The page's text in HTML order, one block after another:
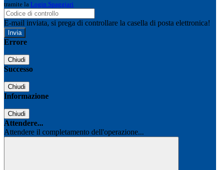
tramite la Login Spaggiari
E-mail inviata, si prega di controllare la casella di posta elettronica!
Errore
Chiudi
Successo
Chiudi
Informazione
Chiudi
Attendere...
Attendere il completamento dell'operazione...